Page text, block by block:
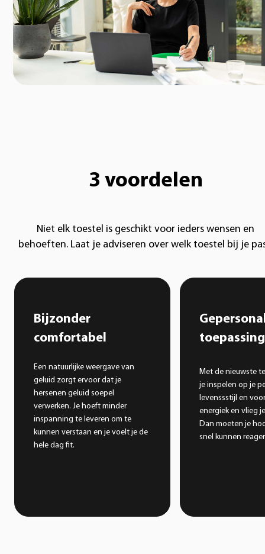
3 voordelen
Niet elk toestel is geschikt voor ieders wensen en
behoeften. Laat je adviseren over welk toestel bij je
Bijzonder
comfortabel
Een natuurlijke weergave van
geluid zorgt ervoor dat je
hersenen geluid soepel
verwerken. Je hoeft minder
inspanning te leveren om te
kunnen verstaan en je voelt je de
hele dag fit.
Met de nieuwste
je inspelen op je
levenssstijl en
energiek en vlieg
Dan moeten je
snel kunnen